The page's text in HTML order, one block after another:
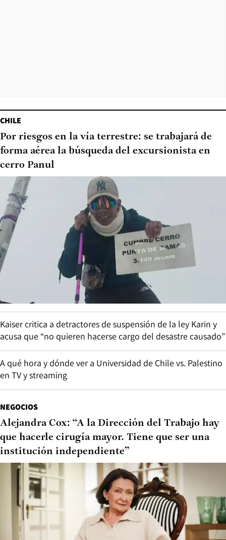
CHILE
Por riesgos en la vía terrestre: se trabajará de
forma aérea la búsqueda del excursionista en
cerro Panul
Kaiser critica a detractores de suspensión de la ley Karin y
acusa que “no quieren hacerse cargo del desastre causado”
A qué hora y dónde ver a Universidad de Chile vs. Palestino
en TV y streaming
NEGOCIOS
Alejandra Cox: “A la Dirección del Trabajo hay
que hacerle cirugía mayor. Tiene que ser una
institución independiente”